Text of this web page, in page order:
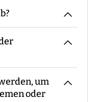
Beamer
großen
den Materialien
macht die
erfolgt eine
Ablauf,
- je nach
oder mehrere
um
oder